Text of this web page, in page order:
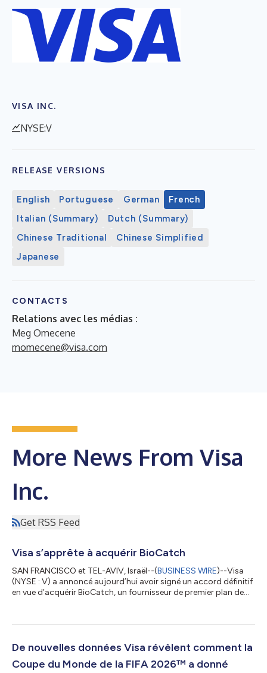
VISA INC.
NYSE:V
RELEASE VERSIONS
English Portuguese German
French
Italian (Summary)
Dutch (Summary)
Chinese Traditional
Chinese Simplified
Japanese
CONTACTS
Relations avec les médias :
Meg Omecene
momecene@visa.com
More News From Visa
Inc.
Get RSS Feed
Visa s’apprête à acquérir BioCatch
SAN FRANCISCO et TEL-AVIV, Israël--(BUSINESS WIRE)--Visa
(NYSE : V) a annoncé aujourd’hui avoir signé un accord définitif
en vue d’acquérir BioCatch, un fournisseur de premier plan de
Permira et d’autres actionnaires, pour un montant de 2,4
compléter ses solutions existantes en matière de cybersécurité,
De nouvelles données Visa révèlent comment la
Coupe du Monde de la FIFA 2026™ a donné